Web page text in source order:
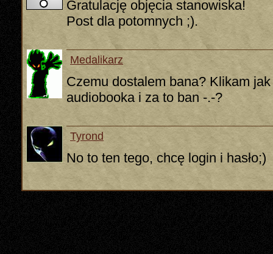
Gratulację objęcia stanowiska!
Post dla potomnych ;).
Medalikarz
Czemu dostalem bana? Klikam
audiobooka i za to ban -.-?
Tyrond
No to ten tego, chcę login i hasło;)